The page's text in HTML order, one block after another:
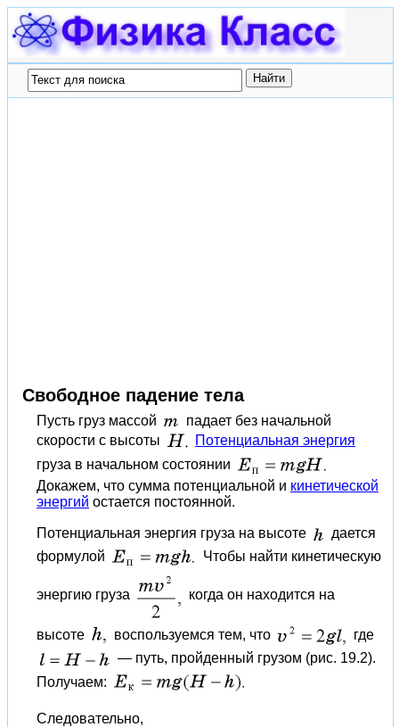
Свободное падение тела
Пусть груз массой
падает без начальной
скорости с высоты
Потенциальная энергия
груза в начальном состоянии
Докажем, что сумма потенциальной и кинетической
энергий остается постоянной.
Потенциальная энергия груза на высоте
дается
формулой
Чтобы найти кинетическую
энергию груза когда он находится на
высоте воспользуемся тем, что
где
— путь, пройденный грузом (рис. 19.2).
Получаем:
Следовательно,